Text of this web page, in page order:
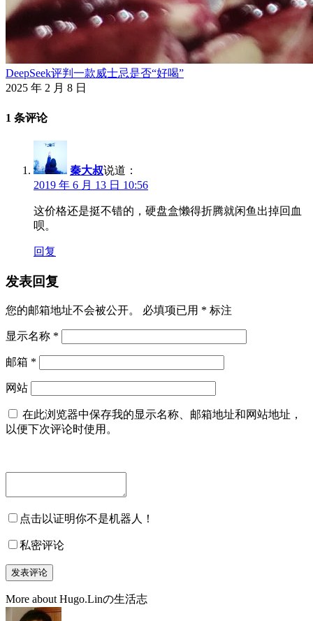
DeepSeek评判一款威士忌是否“好喝”
2025 年 2 月 8 日
1 条评论
秦大叔说道：
2019 年 6 月 13 日 10:56
这价格还是挺不错的，硬盘盒懒得折腾就闲鱼出掉回血
呗。
回复
发表回复
您的邮箱地址不会被公开。 必填项已用 * 标注
显示名称 *
邮箱 *
网站
在此浏览器中保存我的显示名称、邮箱地址和网站地址，
以便下次评论时使用。
点击以证明你不是机器人！
私密评论
More about Hugo.Linの生活志